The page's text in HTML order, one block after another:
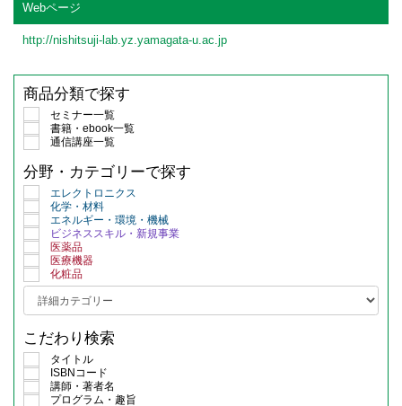
Webページ
http://nishitsuji-lab.yz.yamagata-u.ac.jp
商品分類で探す
セミナー一覧
書籍・ebook一覧
通信講座一覧
分野・カテゴリーで探す
エレクトロニクス
化学・材料
エネルギー・環境・機械
ビジネススキル・新規事業
医薬品
医療機器
化粧品
こだわり検索
タイトル
ISBNコード
講師・著者名
プログラム・趣旨